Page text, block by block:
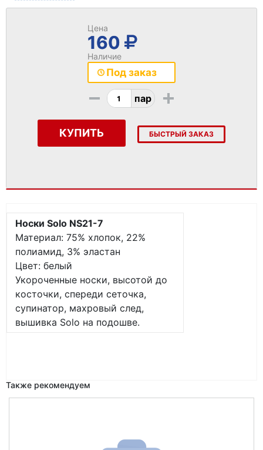
Цена
160
Наличие
Под заказ
- пар +
КУПИТЬ БЫСТРЫЙ ЗАКАЗ
Носки Solo NS21-7
Материал: 75% хлопок, 22%
полиамид, 3% эластан
Цвет: белый
Укороченные носки, высотой до
косточки, спереди сеточка,
супинатор, махровый след,
вышивка Solo на подошве.
Также рекомендуем